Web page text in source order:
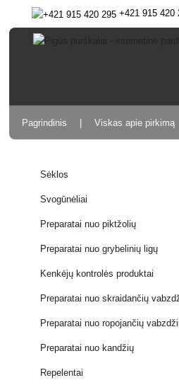
+421 915 420
Pagrindinis Viskas apie pirkimą
Sėklos
Svogūnėliai
Preparatai nuo piktžolių
Preparatai nuo grybelinių ligų
Kenkėjų kontrolės produktai
Preparatai nuo skraidančių
Preparatai nuo ropojančių
Preparatai nuo kandžių
Repelentai